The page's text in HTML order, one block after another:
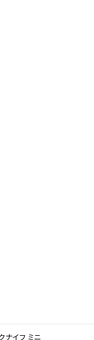
ナイフ ミニ